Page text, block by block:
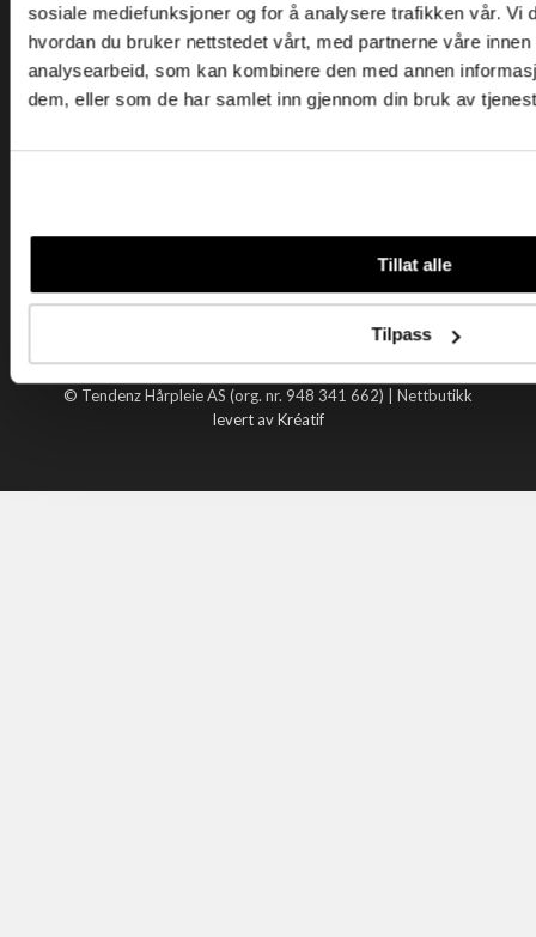
sosiale mediefunksjoner og for å analysere trafikken vår. Vi
hvordan du bruker nettstedet vårt, med partnerne våre
analysearbeid, som kan kombinere den med annen
dem, eller som de har samlet inn gjennom din bruk av
Tillat alle
Tilpass
Telefon: +47 22 92 50 00
E-post: kundeservice@tendenz.net
Nyttige lenker
Datablad
Om oss
Handle hos oss
© Tendenz Hårpleie AS (org. nr. 948 341 662) | Nettbutikk
levert av Kréatif